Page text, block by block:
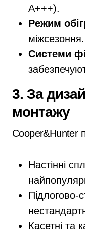
A+++).
Режим
міжсезоння.
Системи
3. За
монтажу
Cooper&Hunter
Настінні
Підлогово-
Касетні та